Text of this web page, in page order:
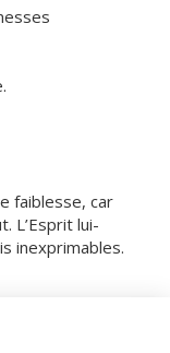
faiblesse, car
L’Esprit lui-
inexprimables.